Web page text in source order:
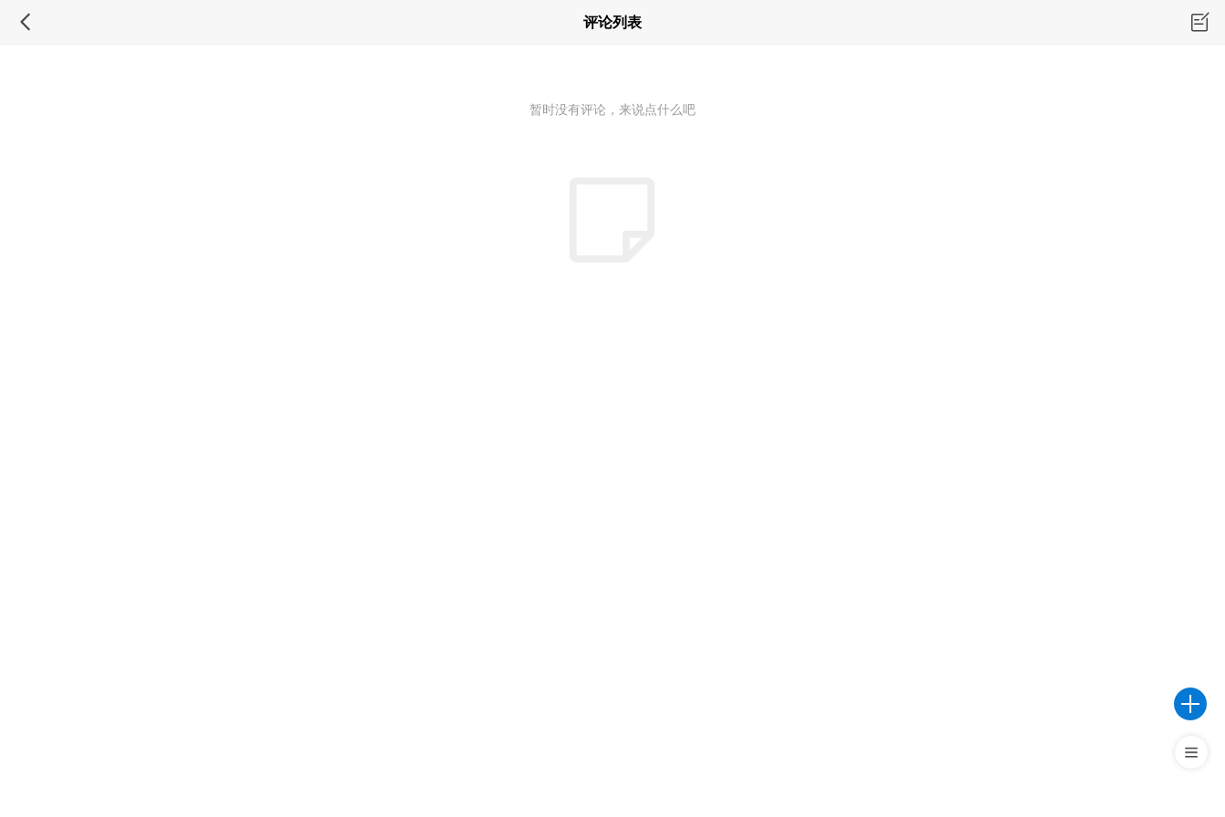
评论列表
暂时没有评论，来说点什么吧